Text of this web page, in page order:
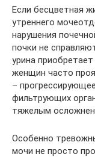
Если бесцветная
утреннего
нарушения
почки не
урина
женщин часто
–
фильтрующих
тяжелым
Особенно
мочи не просто